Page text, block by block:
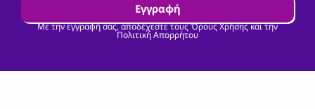
Εγγραφή
Με την εγγραφή σας, αποδέχεστε τους Όρους Χρήσης και την
Πολιτική Απορρήτου